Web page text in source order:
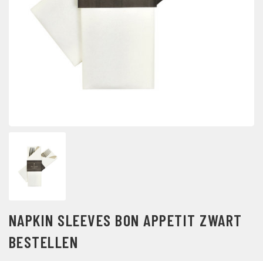
NAPKIN SLEEVES BON APPETIT ZWART
BESTELLEN